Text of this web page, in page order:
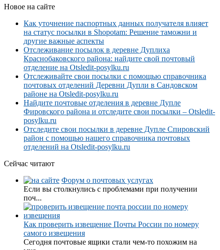
Новое на сайте
Как уточнение паспортных данных получателя влияет
на статус посылки в Shopotam: Решение таможни и
другие важные аспекты
Отслеживание посылок в деревне Дуплиха
Краснобаковского района: найдите свой почтовый
отделение на Otsledit-posylku.ru
Отслеживайте свои посылки с помощью справочника
почтовых отделений Деревни Дупли в Сандовском
районе на Otsledit-posylku.ru
Найдите почтовые отделения в деревне Дупле
Фировского района и отследите свои посылки – Otsledit-
posylku.ru
Отследите свои посылки в деревне Дупле Спировский
район с помощью нашего справочника почтовых
отделений на Otsledit-posylku.ru
Сейчас читают
Форум о почтовых услугах
Если вы столкнулись с проблемами при получении
поч...
Как проверить извещение Почты России по номеру
самого извещения
Сегодня почтовые ящики стали чем-то похожим на